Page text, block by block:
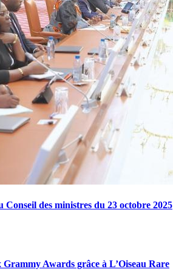
des ministres du 23 octobre 2025
Awards grâce à L’Oiseau Rare